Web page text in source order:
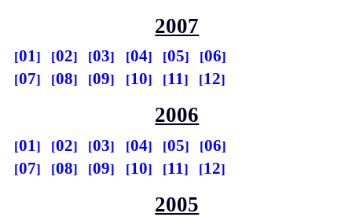
2007
01 02 03 04 05
06
07
08 09 10 11 12
2006
01 02 03 04 05
06
07
08 09 10 11 12
2005